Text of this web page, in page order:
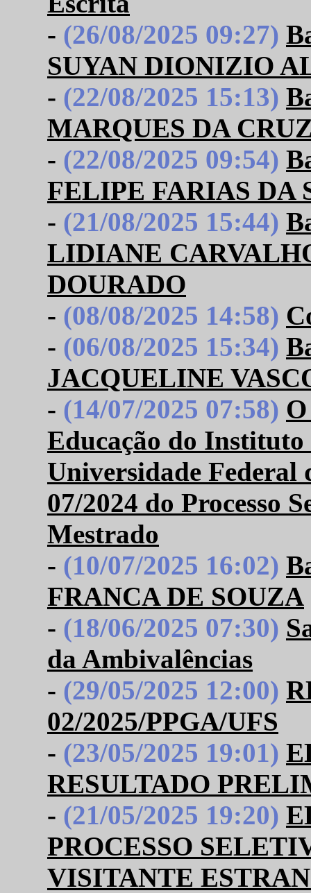
- (26/08/2025 09:27)
SUYAN DIONIZIO
- (22/08/2025 15:13)
MARQUES DA
- (22/08/2025 09:54)
FELIPE FARIAS DA
- (21/08/2025 15:44)
LIDIANE
DOURADO
- (08/08/2025 14:58)
- (06/08/2025 15:34)
JACQUELINE
- (14/07/2025 07:58)
Educação do Instituto
Universidade Federal
07/2024 do Processo
Mestrado
- (10/07/2025 16:02)
FRANCA DE SOUZA
- (18/06/2025 07:30)
da Ambivalências
- (29/05/2025 12:00)
02/2025/PPGA/UFS
- (23/05/2025 19:01)
RESULTADO
- (21/05/2025 19:20)
PROCESSO
VISITANTE